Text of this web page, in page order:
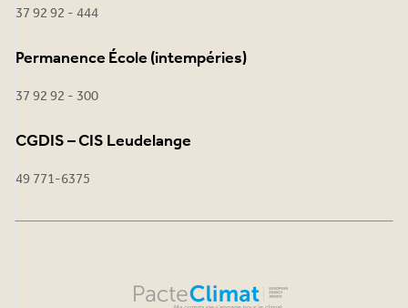
37 92 92 - 444
Permanence École (intempéries)
37 92 92 - 300
CGDIS – CIS Leudelange
49 771-6375